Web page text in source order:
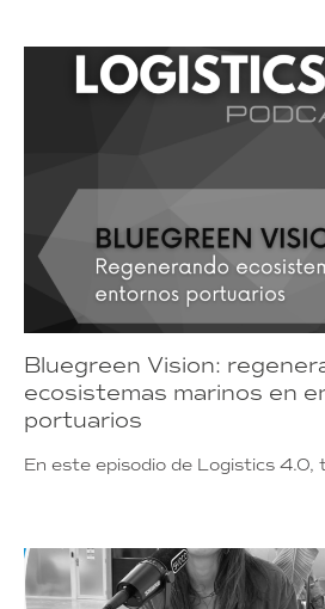
Bluegreen Vision:
ecosistemas marinos en
portuarios
En este episodio de Logistics 4.0,